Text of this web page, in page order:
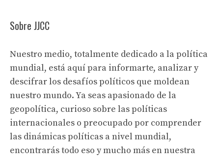
Sobre JJCC
Nuestro medio, totalmente dedicado a la política
mundial, está aquí para informarte, analizar y
descifrar los desafíos políticos que moldean
nuestro mundo. Ya seas apasionado de la
geopolítica, curioso sobre las políticas
internacionales o preocupado por comprender
las dinámicas políticas a nivel mundial,
encontrarás todo eso y mucho más en nuestra